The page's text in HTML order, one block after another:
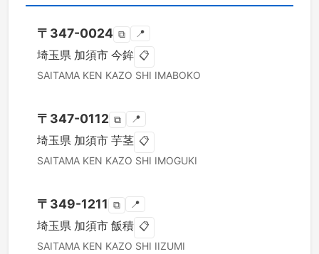
〒 347-0024 ⧉ 📍
埼玉県 加須市 今鉾 📋
SAITAMA KEN KAZO SHI IMABOKO
〒 347-0112 ⧉ 📍
埼玉県 加須市 芋茎 📋
SAITAMA KEN KAZO SHI IMOGUKI
〒 349-1211 ⧉ 📍
埼玉県 加須市 飯積 📋
SAITAMA KEN KAZO SHI IIZUMI